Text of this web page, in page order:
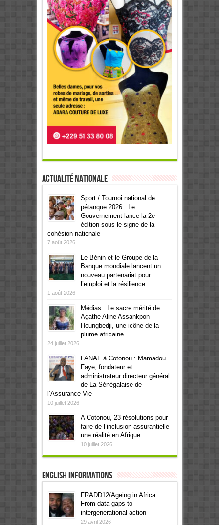
Actualité Nationale
Sport / Tournoi national de
pétanque 2026 : Le
Gouvernement lance la 2e
édition sous le signe de la
cohésion nationale
7 août 2026
Le Bénin et le Groupe de la
Banque mondiale lancent un
nouveau partenariat pour
l’emploi et la résilience
1 août 2026
Médias : Le sacre mérité de
Agathe Aline Assankpon
Houngbedji, une icône de la
plume africaine
24 juillet 2026
FANAF à Cotonou : Mamadou
Faye, fondateur et
administrateur directeur général
de La Sénégalaise de
l’Assurance Vie
10 juillet 2026
A Cotonou, 23 résolutions pour
faire de l’inclusion assurantielle
une réalité en Afrique
10 juillet 2026
English informations
FRADD12/Ageing in Africa:
From data gaps to
intergenerational action
29 avril 2026